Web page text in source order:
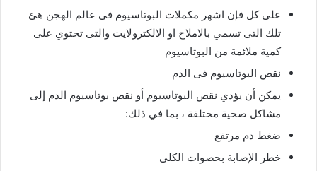
على كل فإن اشهر مكملات البوتاسيوم فى عالم الهجن هئ
تلك التى تسمي بالاملاح او الالكترولايت والتى تحتوي على
كمية ملائمة من البوتاسيوم
نقص البوتاسيوم فى الدم
يمكن أن يؤدي نقص البوتاسيوم أو نقص بوتاسيوم الدم إلى
مشاكل صحية مختلفة ، بما في ذلك:
ضغط دم مرتفع
خطر الإصابة بحصوات الكلى